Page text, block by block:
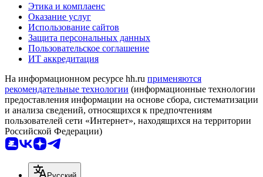
Этика и комплаенс
Оказание услуг
Использование сайтов
Защита персональных данных
Пользовательское соглашение
ИТ аккредитация
На информационном ресурсе hh.ru применяются
рекомендательные технологии (информационные технологии
предоставления информации на основе сбора, систематизации
и анализа сведений, относящихся к предпочтениям
пользователей сети «Интернет», находящихся на территории
Российской Федерации)